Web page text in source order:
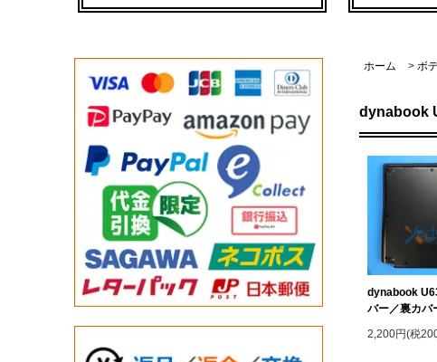
ホーム > ボ
dynabook
dynabook
バー／裏カバ
2,200円(税